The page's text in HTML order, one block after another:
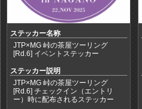
ステッカー名称
JTP×MG 峠の茶屋ツーリング
[Rd.6] イベントステッカー
ステッカー説明
JTP×MG 峠の茶屋ツーリング
[Rd.6] チェックイン（エントリ
ー）時に配布されるステッカー